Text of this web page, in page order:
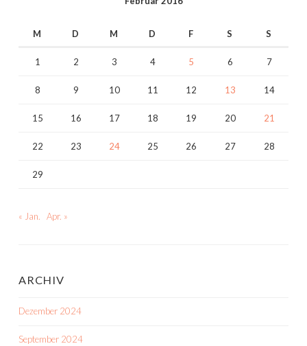
M D M D F S S
1 2 3 4 5 6 7
8 9 10 11 12 13 14
15 16 17 18 19 20 21
22 23 24 25 26 27 28
29
« Jan. Apr. »
ARCHIV
Dezember 2024
September 2024